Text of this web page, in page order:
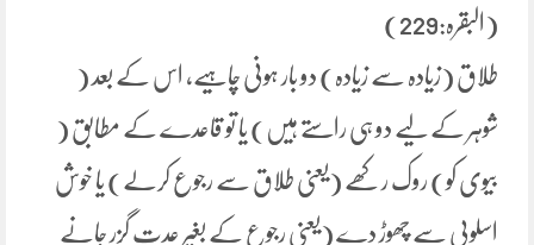
(البقرہ:229)
طلاق (زیادہ سے زیادہ) دو بار ہونی چاہیے، اس کے بعد (
شوہر کے لیے دو ہی راستے ہیں) یا تو قاعدے کے مطابق (
بیوی کو) روک رکھے (یعنی طلاق سے رجوع کرلے) یا خوش
اسلوبی سے چھوڑ دے (یعنی رجوع کے بغیر عدت گزر جانے